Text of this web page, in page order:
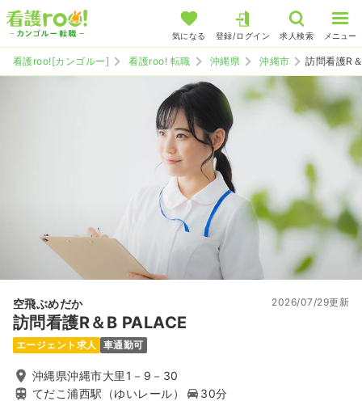
気になる 登録/ログイン 求人検索 メニュー
看護roo![カンゴルー] 看護roo! 転職 沖縄県 沖縄市 訪問看護R
空飛ぶめだか
訪問看護R＆B PALACE
2026/07/29更新
エージェント求人 車通勤可
沖縄県沖縄市大里1－9－30
てだこ浦西駅（ゆいレール）
30分